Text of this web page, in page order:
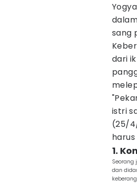
sang
dari
istri
(25/
1.
dan